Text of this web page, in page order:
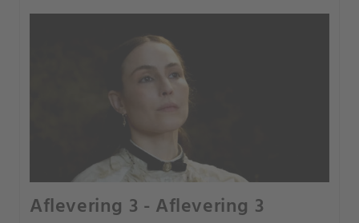
Aflevering 3 - Aflevering 3